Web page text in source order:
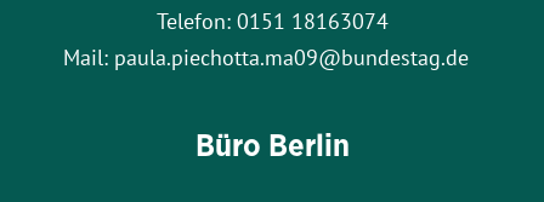
VerschwendungTelefon: 0151 18163074
Mail: paula.piechotta.ma09@bundestag.de
Büro Berlin